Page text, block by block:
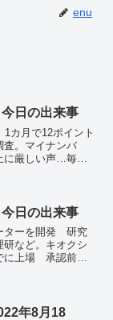
enu
日の出来事
1カ月で12ポイント
。マイナンバ
に厳しい声…毎日
海道で5人死亡。
ブリンケン米国
相が会談…両国関
題か。プーチン
平に懐疑 南アな
日の出来事
ターを開発 研究
など。キオクシ
に上場 承認前届
続…ＦＲＢ。
年8月18